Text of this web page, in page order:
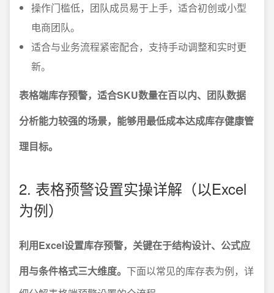
操作门槛低，团队成员易于上手，适合初创或小型
电商团队。
适合与业务流程紧密配合，支持手动调整和实时更
新。
表格端库存预警，适合SKU数量在百以内、团队数据
分析能力较强的场景，能够用最低成本达成库存健康管
理目标。
2. 表格预警设置实操详解（以Excel
为例）
利用Excel设置库存预警，关键在于结构设计、公式应
用与条件格式三大维度。 下面以常见的库存表为例，详